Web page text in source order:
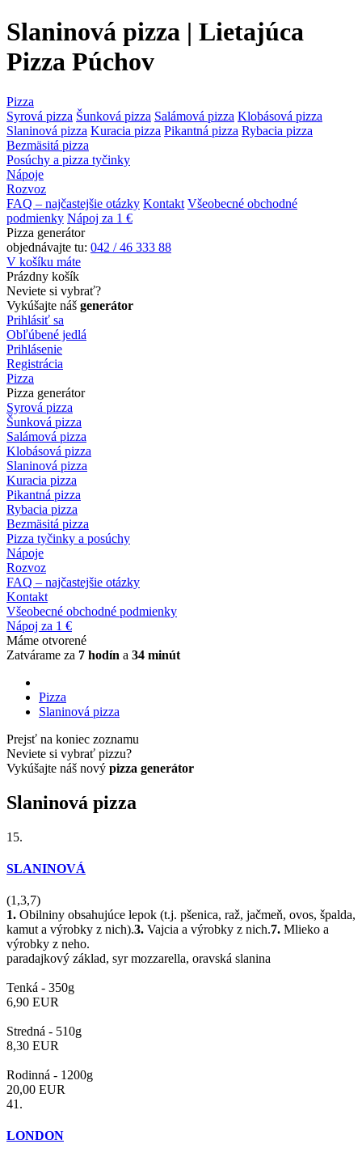
Slaninová pizza | Lietajúca
Pizza Púchov
Pizza
Syrová pizza Šunková pizza Salámová pizza Klobásová pizza
Slaninová pizza Kuracia pizza Pikantná pizza Rybacia pizza
Bezmäsitá pizza
Posúchy a pizza tyčinky
Nápoje
Rozvoz
FAQ – najčastejšie otázky Kontakt Všeobecné obchodné
podmienky Nápoj za 1 €
Pizza generátor
objednávajte tu: 042 / 46 333 88
V košíku máte
Prázdny košík
Neviete si vybrať?
Vykúšajte náš generátor
Prihlásiť sa
Obľúbené jedlá
Prihlásenie
Registrácia
Pizza
Pizza generátor
Syrová pizza
Šunková pizza
Salámová pizza
Klobásová pizza
Slaninová pizza
Kuracia pizza
Pikantná pizza
Rybacia pizza
Bezmäsitá pizza
Pizza tyčinky a posúchy
Nápoje
Rozvoz
FAQ – najčastejšie otázky
Kontakt
Všeobecné obchodné podmienky
Nápoj za 1 €
Máme otvorené
Zatvárame za 7 hodín a 34 minút
Pizza
Slaninová pizza
Prejsť na koniec zoznamu
Neviete si vybrať pizzu?
Vykúšajte náš nový pizza generátor
Slaninová pizza
15.
SLANINOVÁ
(1,3,7)
1. Obilniny obsahujúce lepok (t.j. pšenica, raž, jačmeň, ovos, špalda,
kamut a výrobky z nich).3. Vajcia a výrobky z nich.7. Mlieko a
výrobky z neho.
paradajkový základ, syr mozzarella, oravská slanina
Tenká - 350g
6,90 EUR
Stredná - 510g
8,30 EUR
Rodinná - 1200g
20,00 EUR
41.
LONDON